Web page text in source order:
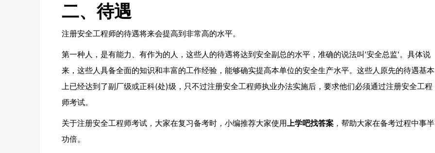
二、待遇
注册安全工程师的待遇将来会提高到非常高的水平。
第一种人，是有能力、有作为的人，这些人的待遇将达到安全副总的水平，准确的说法叫'安全总监'。具体说
来，这些人具备全面的知识和丰富的工作经验，能够确实提高本单位的安全生产水平。这些人原先的待遇基本
上已经达到了副厂级或正科(处)级，只不过注册安全工程师执业办法实施后，要求他们必须通过注册安全工程
师考试。
关于注册安全工程师考试，大家在复习备考时，小编推荐大家使用上学吧找答案 ，帮助大家在备考过程中事半
功倍。